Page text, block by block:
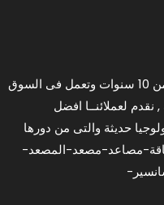
هى شركة مصرية تأسست منذ اكثر من 10 سنوات وتعمل فى السوق
لعملائنــا افضل
حديثة والتى من دورها
مصاعد-مصعد-المصعد-